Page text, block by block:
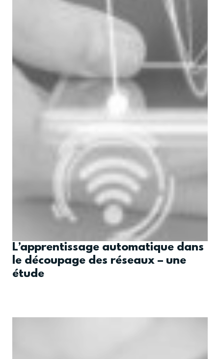
L’apprentissage automatique dans
le découpage des réseaux – une
étude